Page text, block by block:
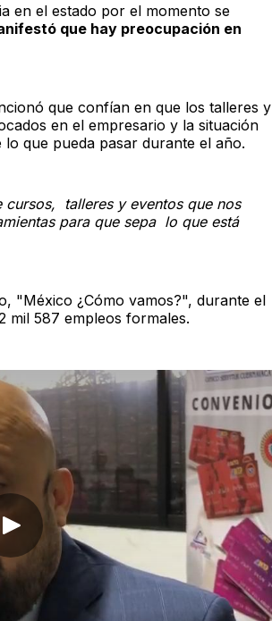
en el estado por el momento se
que hay preocupación en
que confían en que los talleres y
en el empresario y la situación
que pueda pasar durante el año.
cursos, talleres y eventos que nos
para que sepa lo que está
"México ¿Cómo vamos?", durante el
mil 587 empleos formales.